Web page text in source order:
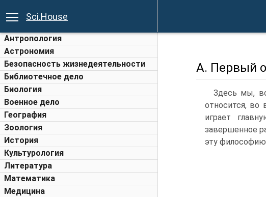
Sci.House
Антропология
Астрономия
Безопасность жизнедеятельности
Библиотечное дело
Биология
Военное дело
География
Зоология
История
Культурология
Литература
Математика
Медицина
A. Первый
Здесь мы,
относится, во
играет
завершенное
эту